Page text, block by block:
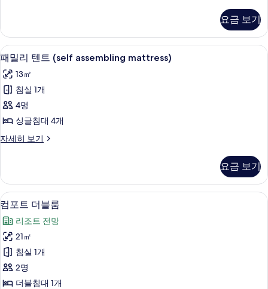
진
모
두
보
기
트
(self
assembling
mattress)
자
세
히
보
기
요금 보기
패
밀
리
텐
트
(self
assembling
진
모
두
보
기
3
패밀리 텐트 (self assembling mattress)
13㎡
침실 1개
4명
싱글침대 4개
자세히 보기
패
트
(self
assembling
mattress)
자
세
히
보
기
요금 보기
컴
포
트
더
블
룸
5
컴포트 더블룸
리조트 전망
21㎡
침실 1개
2명
더블침대 1개